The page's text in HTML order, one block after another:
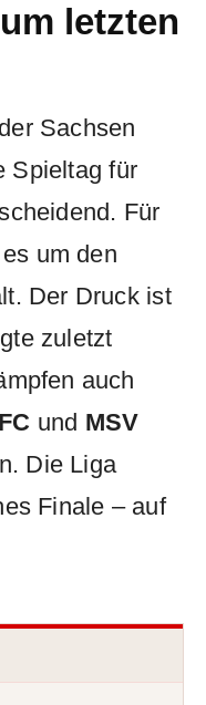
letzten
Sachsen
Spieltag für
Für
um den
Der Druck ist
zuletzt
auch
und MSV
Die Liga
Finale – auf